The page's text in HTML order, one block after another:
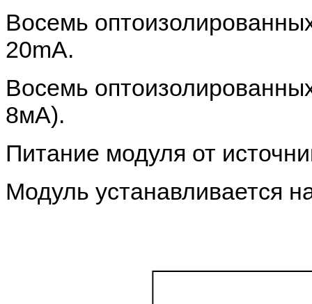
Восемь
20mA.
Восемь
8мА).
Питание модуля от
Модуль устанавливается